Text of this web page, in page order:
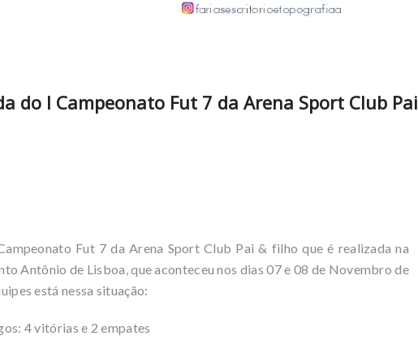
do I Campeonato Fut 7 da Arena Sport Club Pai
Fut 7 da Arena Sport Club Pai & filho que é realizada na
Antônio de Lisboa, que aconteceu nos dias 07 e 08 de Novembro de
está nessa situação:
4 vitórias e 2 empates